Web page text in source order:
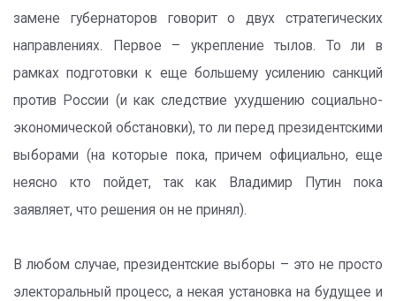
замене губернаторов говорит о двух стратегических
направлениях. Первое – укрепление тылов. То ли в
рамках подготовки к еще большему усилению санкций
против России (и как следствие ухудшению социально-
экономической обстановки), то ли перед президентскими
выборами (на которые пока, причем официально, еще
неясно кто пойдет, так как Владимир Путин пока
заявляет, что решения он не принял).
В любом случае, президентские выборы – это не просто
электоральный процесс, а некая установка на будущее и